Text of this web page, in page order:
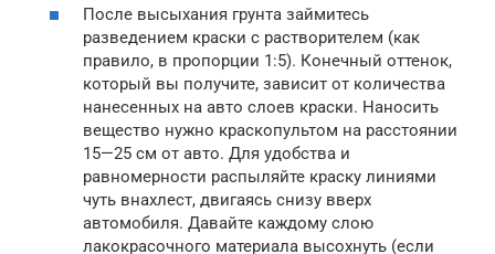
После высыхания грунта займитесь
разведением краски с растворителем (как
правило, в пропорции 1:5). Конечный оттенок,
который вы получите, зависит от количества
нанесенных на авто слоев краски. Наносить
вещество нужно краскопультом на расстоянии
15—25 см от авто. Для удобства и
равномерности распыляйте краску линиями
чуть внахлест, двигаясь снизу вверх
автомобиля. Давайте каждому слою
лакокрасочного материала высохнуть (если